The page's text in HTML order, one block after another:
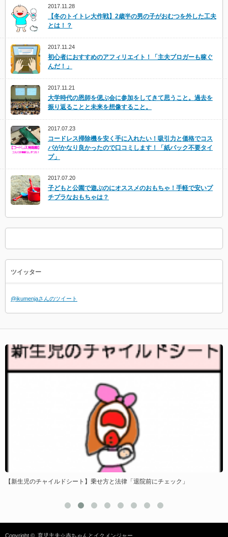
2017.11.28
【冬のトイトレ大作戦】2歳半の男の子がおむつを外した工夫
とは！？
2017.11.24
初心者におすすめのアフィリエイト！「主夫ブロガーも稼ぐ
んだ！」
2017.11.21
大学時代の恩師を偲ぶ会に参加をしてきて思うこと。過去を
振り返ることと未来を想像すること。
2017.07.23
コードレス掃除機を安く手に入れたい！吸引力と価格でコス
パがかなり良かったので口コミします！「紙パック不要タイ
プ」
2017.07.20
子どもと公園で遊ぶのにオススメのおもちゃ！手軽で安いプ
チプラなおもちゃは？
ツイッター
@ikumenjaさんのツイート
【新生児のチャイルドシート】乗せ方と法律「退院前にチェック」
Copyright © 育児主夫☆赤ちゃんとイクメンジャー